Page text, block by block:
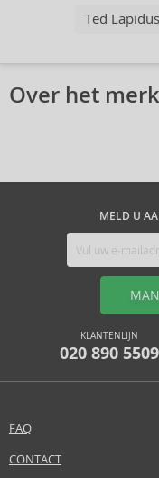
Ted Lapidus
Over het
MELD U
MAN
KLANTENLIJN
020 890 5509
FAQ
CONTACT